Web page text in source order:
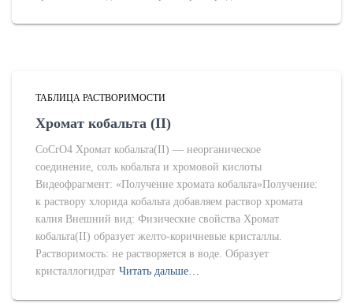
ТАБЛИЦА РАСТВОРИМОСТИ
Хромат кобальта (II)
CoCrO4 Хромат кобальта(II) — неорганическое
соединение, соль кобальта и хромовой кислоты
Видеофрагмент: «Получение хромата кобальта»Получение:
к раствору хлорида кобальта добавляем раствор хромата
калия Внешний вид: Физические свойства Хромат
кобальта(II) образует желто-коричневые кристаллы.
Растворимость: не растворяется в воде. Образует
кристаллогидрат Читать дальше…